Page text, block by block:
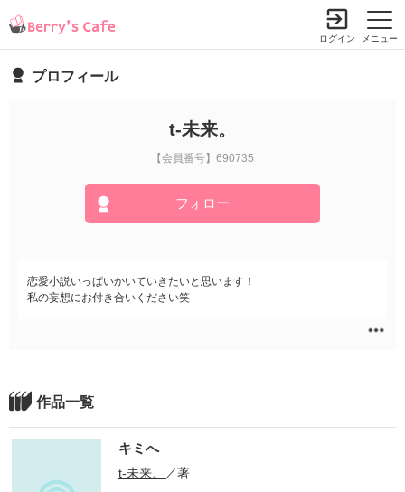
メニュー
ログイン
プロフィール
t-未来。
【会員番号】690735
フォロー
恋愛小説いっぱいかいていきたいと思います！
私の妄想にお付き合いください笑
作品一覧
キミへ
t-未来。 ／著